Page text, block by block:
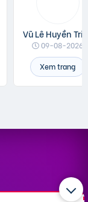
09-08-2026
Xem trang